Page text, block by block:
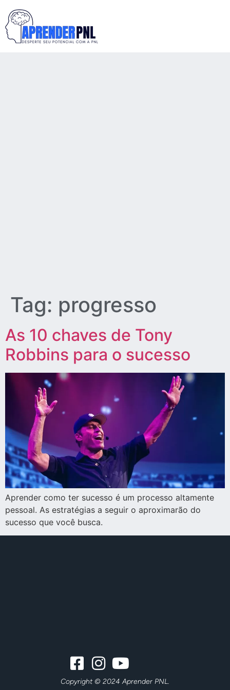
Tag: progresso
As 10 chaves de Tony
Robbins para o sucesso
Aprender como ter sucesso é um processo altamente
pessoal. As estratégias a seguir o aproximarão do
sucesso que você busca.
Copyright © 2024 Aprender PNL.